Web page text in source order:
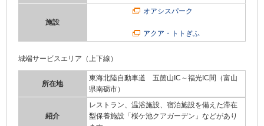
施設
オアシスパーク
アクア・トトぎふ
城端サービスエリア（上下線）
所在地
東海北陸自動車道 五箇山IC～福光IC間（富山
県南砺市）
紹介
レストラン、温浴施設、宿泊施設を備えた滞在
型保養施設「桜ケ池クアガーデン」などがあり